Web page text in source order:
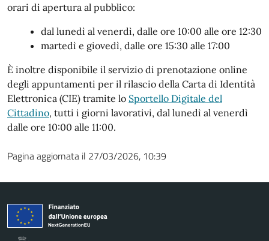
orari di apertura al pubblico:
dal lunedì al venerdì, dalle ore 10:00 alle ore 12:30
martedì e giovedì, dalle ore 15:30 alle 17:00
È inoltre disponibile il servizio di prenotazione online
degli appuntamenti per il rilascio della Carta di Identità
Elettronica (CIE) tramite lo Sportello Digitale del
Cittadino, tutti i giorni lavorativi, dal lunedì al venerdì
dalle ore 10:00 alle 11:00.
Pagina aggiornata il 27/03/2026, 10:39